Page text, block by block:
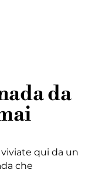
da
qui da un
che